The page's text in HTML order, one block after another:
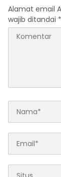
Alamat email
wajib ditandai *